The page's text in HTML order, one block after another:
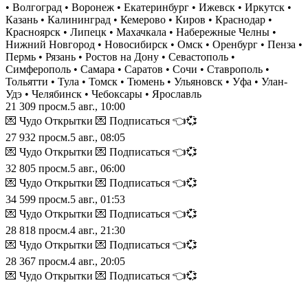
• Волгоград • Воронеж • Екатеринбург • Ижевск • Иркутск •
Казань • Калининград • Кемерово • Киров • Краснодар •
Красноярск • Липецк • Махачкала • Набережные Челны •
Нижний Новгород • Новосибирск • Омск • Оренбург • Пенза •
Пермь • Рязань • Ростов на Дону • Севастополь •
Симферополь • Самара • Саратов • Сочи • Ставрополь •
Тольятти • Тула • Томск • Тюмень • Ульяновск • Уфа • Улан-
Удэ • Челябинск • Чебоксары • Ярославль
21 309 просм.5 авг., 10:00
💌 Чудо Открытки 💌 Подписаться 👈💞
27 932 просм.5 авг., 08:05
💌 Чудо Открытки 💌 Подписаться 👈💞
32 805 просм.5 авг., 06:00
💌 Чудо Открытки 💌 Подписаться 👈💞
34 599 просм.5 авг., 01:53
💌 Чудо Открытки 💌 Подписаться 👈💞
28 818 просм.4 авг., 21:30
💌 Чудо Открытки 💌 Подписаться 👈💞
28 367 просм.4 авг., 20:05
💌 Чудо Открытки 💌 Подписаться 👈💞